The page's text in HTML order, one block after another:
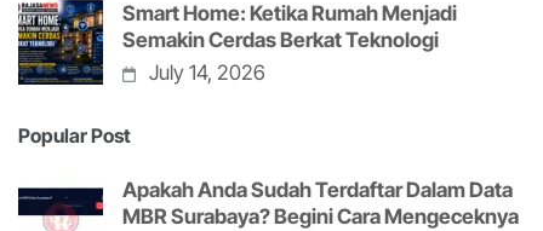
Smart Home: Ketika Rumah Menjadi
Semakin Cerdas Berkat Teknologi
July 14, 2026
Popular Post
Apakah Anda Sudah Terdaftar Dalam Data
MBR Surabaya? Begini Cara Mengeceknya